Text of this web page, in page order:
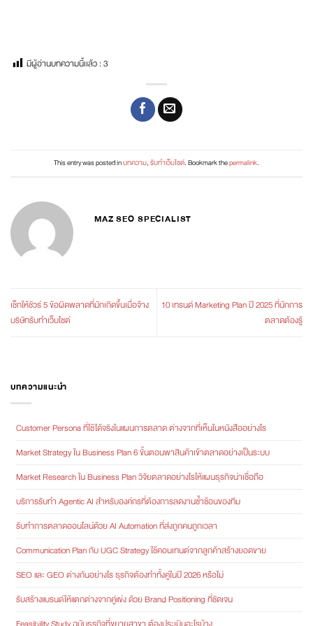
มีผู้อ่านบทความนี้เเล้ว :3
This entry was posted inบทความ,รับทำเว็บไซต์. Bookmark thepermalink.
MAZ SEO SPECIALIST
เช็กให้ชัวร์ 5 ข้อผิดพลาดที่มักเกิดขึ้นเมื่อจ้าง
บริษัทรับทำเว็บไซต์
10 เทรนด์ Marketing Plan ปี 2025 ที่นักการ
ตลาดต้องรู้
บทความแนะนำ
Customer Persona ที่ใช้ได้จริงในแผนการตลาด ต่างจากที่เห็นในหนังสืออย่างไร
Market Strategy ใน Business Plan 6 ขั้นตอนพาสินค้าเข้าตลาดอย่างเป็นระบบ
Market Research ใน Business Plan วิจัยตลาดอย่างไรให้แผนธุรกิจน่าเชื่อถือ
บริการรับทำ Agentic AI สำหรับองค์กรที่ต้องการลดงานซ้ำซ้อนของทีม
รับทำการตลาดออนไลน์ด้วย AI Automation ที่ส่งถูกคนถูกเวลา
Communication Plan กับ UGC Strategy ใช้คอนเทนต์จากลูกค้าสร้างยอดขาย
SEO และ GEO ต่างกันอย่างไร ธุรกิจต้องทำทั้งคู่ในปี 2026 หรือไม่
รับสร้างแบรนด์ให้แตกต่างจากคู่แข่ง ด้วย Brand Positioning ที่ชัดเจน